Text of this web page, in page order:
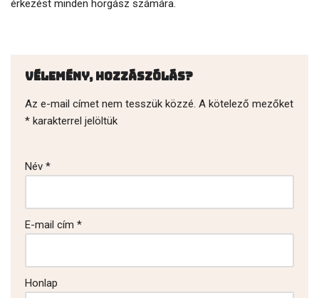
érkezést minden horgász számára.
Vélemény, hozzászólás?
Az e-mail címet nem tesszük közzé. A kötelező mezőket
* karakterrel jelöltük
Név *
E-mail cím *
Honlap